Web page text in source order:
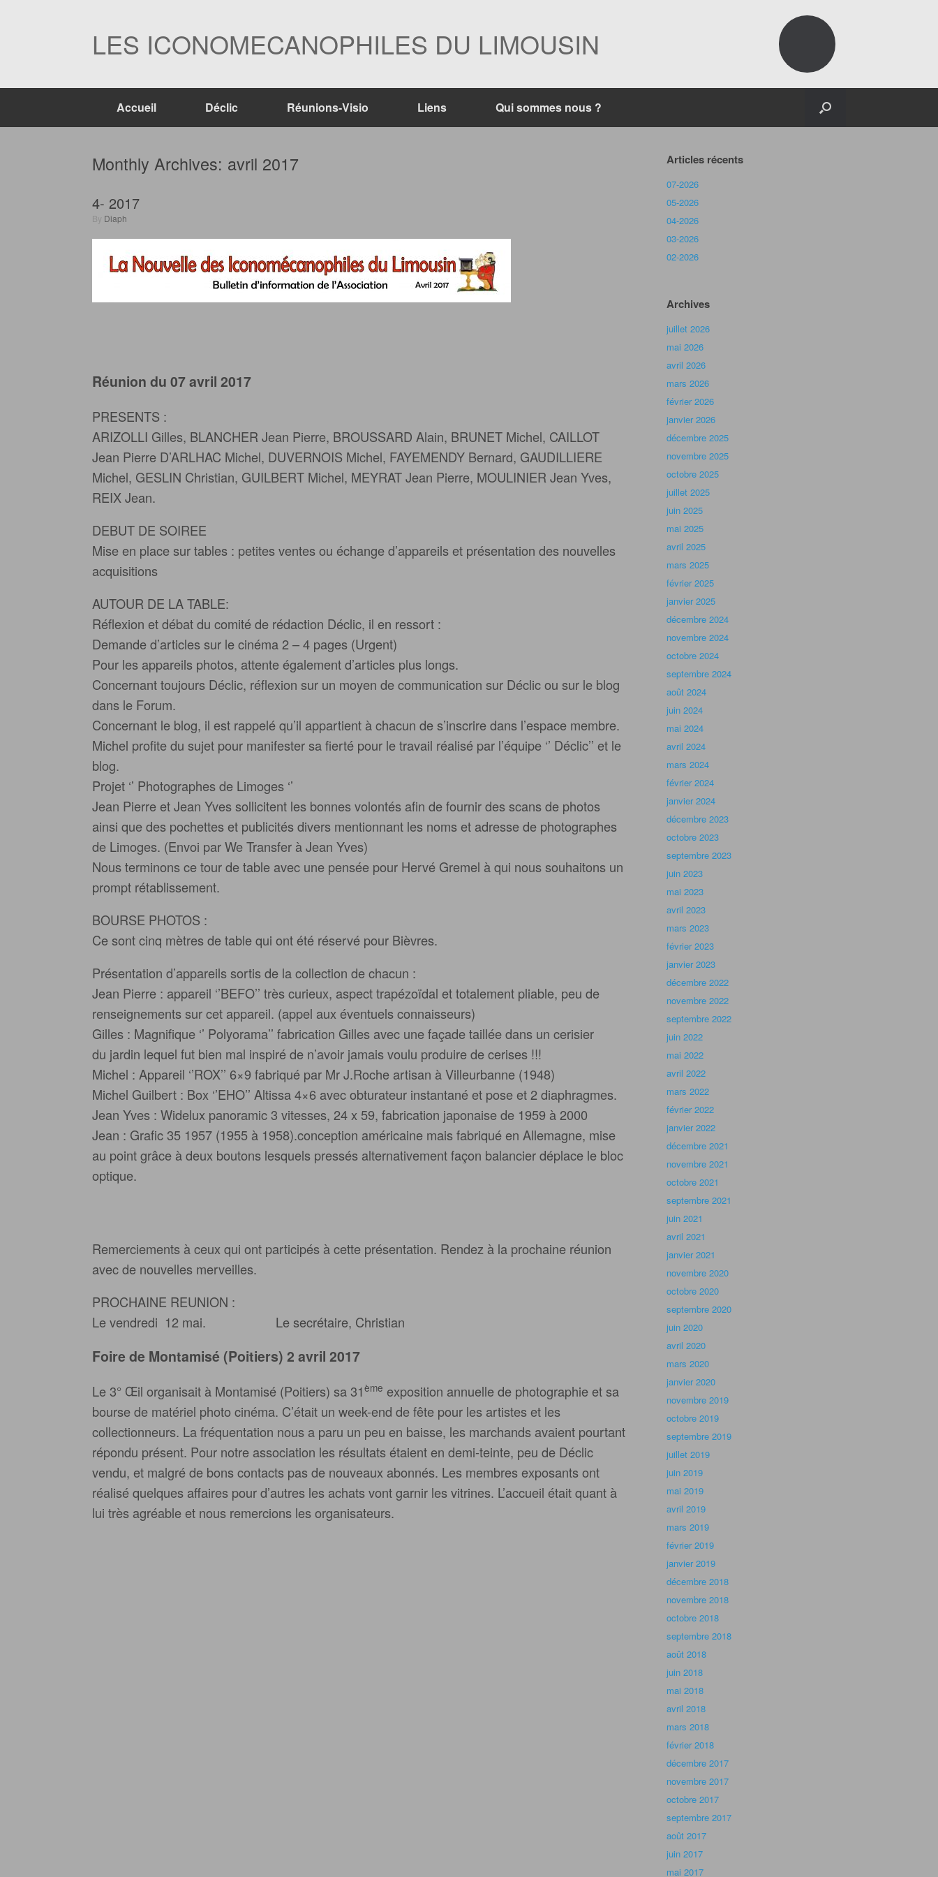
LES ICONOMECANOPHILES DU LIMOUSIN
Accueil Déclic Réunions-Visio Liens Qui sommes nous ?
Monthly Archives: avril 2017
4- 2017
by Diaph
Réunion du 07 avril 2017
PRESENTS :
ARIZOLLI Gilles, BLANCHER Jean Pierre, BROUSSARD Alain, BRUNET Michel, CAILLOT
Jean Pierre D’ARLHAC Michel, DUVERNOIS Michel, FAYEMENDY Bernard, GAUDILLIERE
Michel, GESLIN Christian, GUILBERT Michel, MEYRAT Jean Pierre, MOULINIER Jean Yves,
REIX Jean.
DEBUT DE SOIREE
Mise en place sur tables : petites ventes ou échange d’appareils et présentation des nouvelles
acquisitions
AUTOUR DE LA TABLE:
Réflexion et débat du comité de rédaction Déclic, il en ressort :
Demande d’articles sur le cinéma 2 – 4 pages (Urgent)
Pour les appareils photos, attente également d’articles plus longs.
Concernant toujours Déclic, réflexion sur un moyen de communication sur Déclic ou sur le blog
dans le Forum.
Concernant le blog, il est rappelé qu’il appartient à chacun de s’inscrire dans l’espace membre.
Michel profite du sujet pour manifester sa fierté pour le travail réalisé par l’équipe ‘’ Déclic’’ et le
blog.
Projet ‘’ Photographes de Limoges ‘’
Jean Pierre et Jean Yves sollicitent les bonnes volontés afin de fournir des scans de photos
ainsi que des pochettes et publicités divers mentionnant les noms et adresse de photographes
de Limoges. (Envoi par We Transfer à Jean Yves)
Nous terminons ce tour de table avec une pensée pour Hervé Gremel à qui nous souhaitons un
prompt rétablissement.
BOURSE PHOTOS :
Ce sont cinq mètres de table qui ont été réservé pour Bièvres.
Présentation d’appareils sortis de la collection de chacun :
Jean Pierre : appareil ‘’BEFO’’ très curieux, aspect trapézoïdal et totalement pliable, peu de
renseignements sur cet appareil. (appel aux éventuels connaisseurs)
Gilles : Magnifique ‘’ Polyorama’’ fabrication Gilles avec une façade taillée dans un cerisier
du jardin lequel fut bien mal inspiré de n’avoir jamais voulu produire de cerises !!!
Michel : Appareil ‘’ROX’’ 6×9 fabriqué par Mr J.Roche artisan à Villeurbanne (1948)
Michel Guilbert : Box ‘’EHO’’ Altissa 4×6 avec obturateur instantané et pose et 2 diaphragmes.
Jean Yves : Widelux panoramic 3 vitesses, 24 x 59, fabrication japonaise de 1959 à 2000
Jean : Grafic 35 1957 (1955 à 1958).conception américaine mais fabriqué en Allemagne, mise
au point grâce à deux boutons lesquels pressés alternativement façon balancier déplace le bloc
optique.
Remerciements à ceux qui ont participés à cette présentation. Rendez à la prochaine réunion
avec de nouvelles merveilles.
PROCHAINE REUNION :
Le vendredi 12 mai. Le secrétaire, Christian
Foire de Montamisé (Poitiers) 2 avril 2017
Le 3° Œil organisait à Montamisé (Poitiers) sa 31ème exposition annuelle de photographie et sa
bourse de matériel photo cinéma. C’était un week-end de fête pour les artistes et les
collectionneurs. La fréquentation nous a paru un peu en baisse, les marchands avaient pourtant
répondu présent. Pour notre association les résultats étaient en demi-teinte, peu de Déclic
vendu, et malgré de bons contacts pas de nouveaux abonnés. Les membres exposants ont
réalisé quelques affaires pour d’autres les achats vont garnir les vitrines. L’accueil était quant à
lui très agréable et nous remercions les organisateurs.
Articles récents
07-2026
05-2026
04-2026
03-2026
02-2026
Archives
juillet 2026
mai 2026
avril 2026
mars 2026
février 2026
janvier 2026
décembre 2025
novembre 2025
octobre 2025
juillet 2025
juin 2025
mai 2025
avril 2025
mars 2025
février 2025
janvier 2025
décembre 2024
novembre 2024
octobre 2024
septembre 2024
août 2024
juin 2024
mai 2024
avril 2024
mars 2024
février 2024
janvier 2024
décembre 2023
octobre 2023
septembre 2023
juin 2023
mai 2023
avril 2023
mars 2023
février 2023
janvier 2023
décembre 2022
novembre 2022
septembre 2022
juin 2022
mai 2022
avril 2022
mars 2022
février 2022
janvier 2022
décembre 2021
novembre 2021
octobre 2021
septembre 2021
juin 2021
avril 2021
janvier 2021
novembre 2020
octobre 2020
septembre 2020
juin 2020
avril 2020
mars 2020
janvier 2020
novembre 2019
octobre 2019
septembre 2019
juillet 2019
juin 2019
mai 2019
avril 2019
mars 2019
février 2019
janvier 2019
décembre 2018
novembre 2018
octobre 2018
septembre 2018
août 2018
juin 2018
mai 2018
avril 2018
mars 2018
février 2018
décembre 2017
novembre 2017
octobre 2017
septembre 2017
août 2017
juin 2017
mai 2017